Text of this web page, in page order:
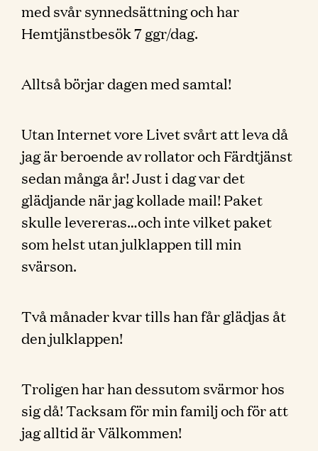
med svår synnedsättning och har
Hemtjänstbesök 7 ggr/dag.
Alltså börjar dagen med samtal!
Utan Internet vore Livet svårt att leva då
jag är beroende av rollator och Färdtjänst
sedan många år! Just i dag var det
glädjande när jag kollade mail! Paket
skulle levereras…och inte vilket paket
som helst utan julklappen till min
svärson.
Två månader kvar tills han får glädjas åt
den julklappen!
Troligen har han dessutom svärmor hos
sig då! Tacksam för min familj och för att
jag alltid är Välkommen!